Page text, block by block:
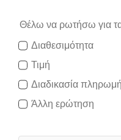
Θέλω να ρωτήσω για
Διαθεσιμότητα
Τιμή
Διαδικασία
Άλλη ερώτηση